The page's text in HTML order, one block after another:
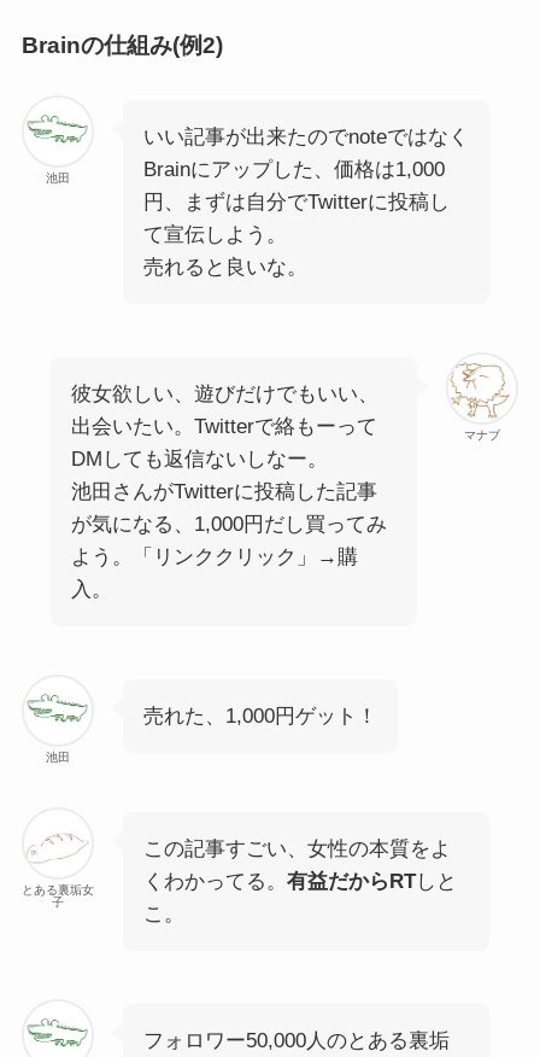
Brainの仕組み(例2)
池田
いい記事が出来たのでnoteではなく
Brainにアップした、価格は1,000
円、
まずは自分でTwitterに投稿し
て宣伝しよう。
売れると良いな。
マナブ
彼女欲しい、遊びだけでもいい、
出会いたい。Twitterで絡もーって
DMしても返信ないしなー。
池田さんがTwitterに投稿した記事
が気になる 、1,000円だし買ってみ
よう。「リンククリック」→購
入。
池田
売れた、 1,000円ゲット！
とある裏垢女
子
この記事すごい、女性の本質をよ
くわかってる。 有益だからRTしと
こ。
フォロワー50,000人のとある裏垢